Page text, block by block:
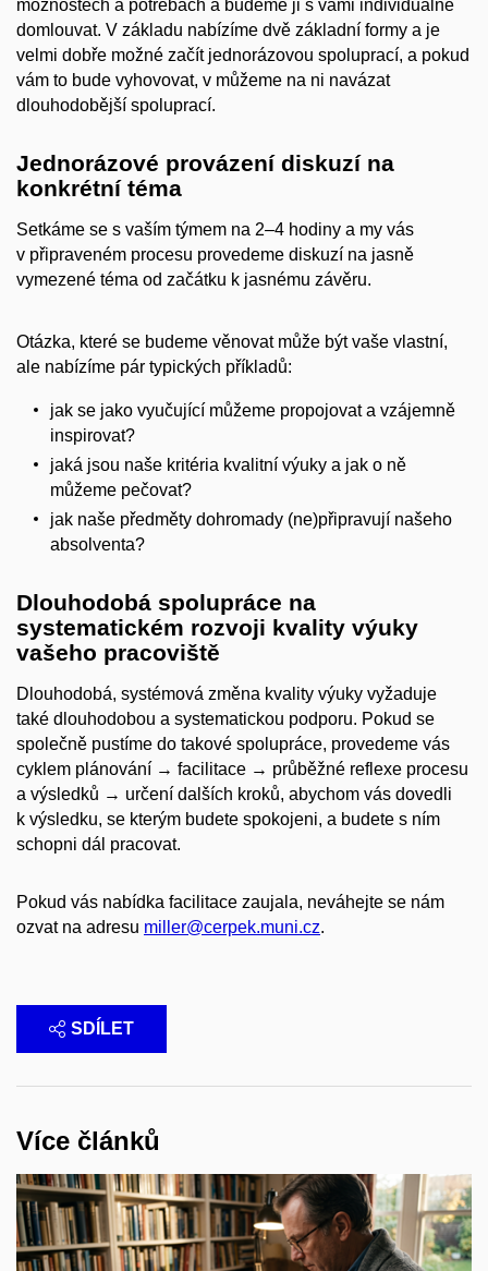
možnostech a potřebách a budeme ji s vámi individuálně
domlouvat. V základu nabízíme dvě základní formy a je
velmi dobře možné začít jednorázovou spoluprací, a pokud
vám to bude vyhovovat, v můžeme na ni navázat
dlouhodobější spoluprací.
Jednorázové provázení diskuzí na
konkrétní téma
Setkáme se s vaším týmem na 2–4 hodiny a my vás
v připraveném procesu provedeme diskuzí na jasně
vymezené téma od začátku k jasnému závěru.
Otázka, které se budeme věnovat může být vaše vlastní,
ale nabízíme pár typických příkladů:
jak se jako vyučující můžeme propojovat a vzájemně
inspirovat?
jaká jsou naše kritéria kvalitní výuky a jak o ně
můžeme pečovat?
jak naše předměty dohromady (ne)připravují našeho
absolventa?
Dlouhodobá spolupráce na
systematickém rozvoji kvality výuky
vašeho pracoviště
Dlouhodobá, systémová změna kvality výuky vyžaduje
také dlouhodobou a systematickou podporu. Pokud se
společně pustíme do takové spolupráce, provedeme vás
cyklem plánování → facilitace →​ průběžné reflexe procesu
a výsledků → určení dalších kroků, abychom vás dovedli
k výsledku, se kterým budete spokojeni, a budete s ním
schopni dál pracovat.
Pokud vás nabídka facilitace zaujala, neváhejte se nám
ozvat na adresu miller@cerpek.muni.cz.
SDÍLET
Více článků